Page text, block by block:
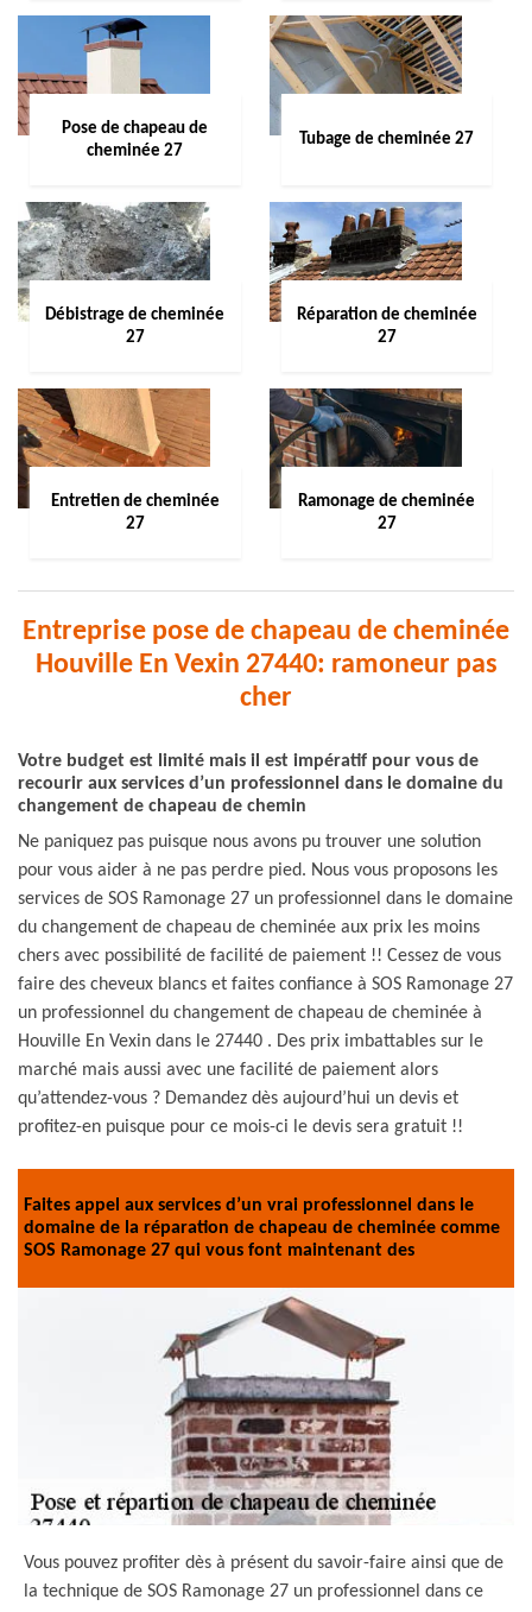
Pose de chapeau de
cheminée 27
Tubage de cheminée 27
Débistrage de cheminée
27
Réparation de cheminée
27
Entretien de cheminée
27
Ramonage de cheminée
27
Entreprise pose de chapeau de cheminée
Houville En Vexin 27440: ramoneur pas
cher
Votre budget est limité mais il est impératif pour vous de
recourir aux services d’un professionnel dans le domaine du
changement de chapeau de chemin
Ne paniquez pas puisque nous avons pu trouver une solution
pour vous aider à ne pas perdre pied. Nous vous proposons les
services de SOS Ramonage 27 un professionnel dans le domaine
du changement de chapeau de cheminée aux prix les moins
chers avec possibilité de facilité de paiement !! Cessez de vous
faire des cheveux blancs et faites confiance à SOS Ramonage 27
un professionnel du changement de chapeau de cheminée à
Houville En Vexin dans le 27440 . Des prix imbattables sur le
marché mais aussi avec une facilité de paiement alors
qu’attendez-vous ? Demandez dès aujourd’hui un devis et
profitez-en puisque pour ce mois-ci le devis sera gratuit !!
Faites appel aux services d’un vrai professionnel dans le
domaine de la réparation de chapeau de cheminée comme
SOS Ramonage 27 qui vous font maintenant des
Vous pouvez profiter dès à présent du savoir-faire ainsi que de
la technique de SOS Ramonage 27 un professionnel dans ce